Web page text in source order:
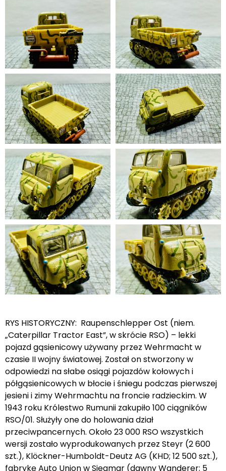
RYS HISTORYCZNY: Raupenschlepper Ost (niem.
„Caterpillar Tractor East”, w skrócie RSO) – lekki
pojazd gąsienicowy używany przez Wehrmacht w
czasie II wojny światowej. Został on stworzony w
odpowiedzi na słabe osiągi pojazdów kołowych i
półgąsienicowych w błocie i śniegu podczas pierwszej
jesieni i zimy Wehrmachtu na froncie radzieckim. W
1943 roku Królestwo Rumunii zakupiło 100 ciągników
RSO/01. Służyły one do holowania dział
przeciwpancernych. Około 23 000 RSO wszystkich
wersji zostało wyprodukowanych przez Steyr (2 600
szt.), Klöckner-Humboldt-Deutz AG (KHD; 12 500 szt.),
fabrykę Auto Union w Siegmar (dawny Wanderer; 5